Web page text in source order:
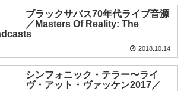
ブラックサバス70年代ライブ音源
／Masters Of Reality: The
2018.10.14
シンフォニック・テラー〜ライ
ヴ・アット・ヴァッケン2017／